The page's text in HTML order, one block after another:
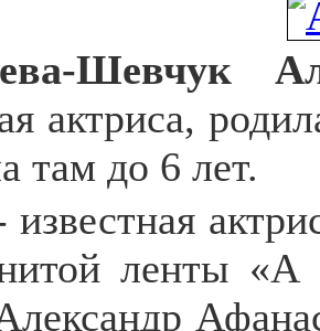
Шевчук
актриса,
там до 6 лет.
ленты